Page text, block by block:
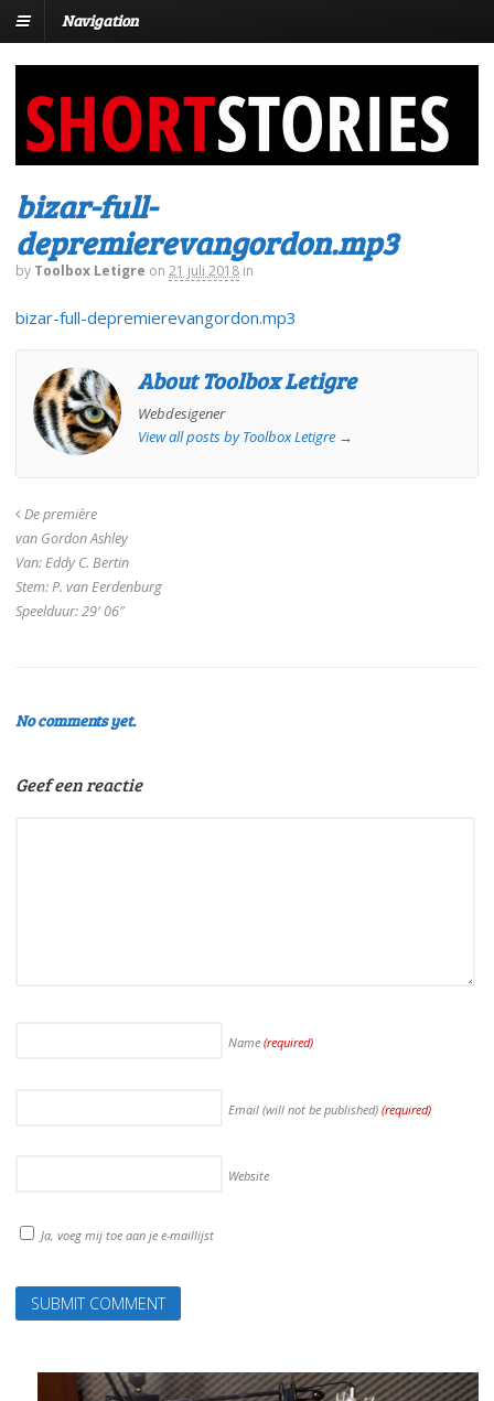
Navigation
bizar-full-
depremierevangordon.mp3
by Toolbox Letigre on 21 juli 2018 in
bizar-full-depremierevangordon.mp3
About Toolbox Letigre
Webdesigener
View all posts by Toolbox Letigre →
De première
van Gordon Ashley
Van: Eddy C. Bertin
Stem: P. van Eerdenburg
Speelduur: 29′ 06″
No comments yet.
Geef een reactie
Name (required)
Email (will not be published) (required)
Website
Ja, voeg mij toe aan je e-maillijst